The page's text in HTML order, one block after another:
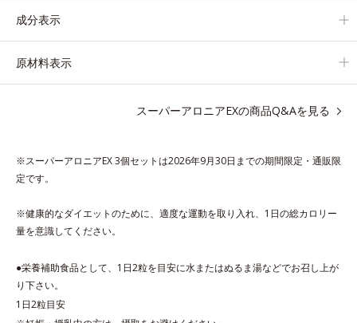
トする成分として、研究チームが400種以上の植物エキスを試し
て重宝されてきたブラックジンジャー、ケイヒも配合しました。
大人のやる気を燃やし、年齢ダイエットを熱く応援します。
（2粒当り）。
成分表示
原材料表示
スーパーアロニアEXの商品Q&Aを見る
※スーパーアロニアEX 3個セットは2026年9月30日までの期間限定・通販限
定です。
※健康的なダイエットのために、適度な運動を取り入れ、1日の総カロリー
量を意識してください。
●栄養補助食品として、1日2粒を目安に水またはぬるま湯などでお召し上が
り下さい。
1日2粒目安